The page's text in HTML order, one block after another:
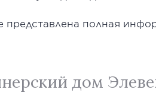
полная
дом